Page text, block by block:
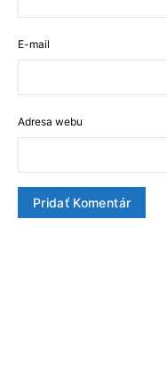
E-mail
Adresa webu